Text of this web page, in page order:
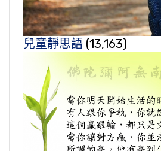
兒童靜思語 (13,163)